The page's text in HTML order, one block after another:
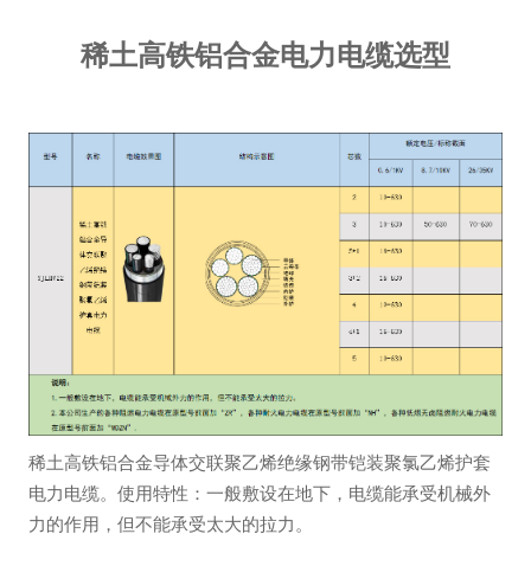
稀土高铁铝合金电力电缆选型
稀土高铁铝合金导体交联聚乙烯绝缘钢带铠装聚氯乙烯护套
电力电缆。使用特性：一般敷设在地下，电缆能承受机械外
力的作用，但不能承受太大的拉力。